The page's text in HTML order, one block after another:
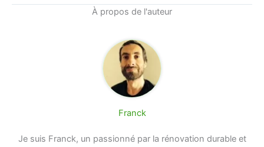
À propos de l'auteur
Franck
Je suis Franck, un passionné par la rénovation durable et